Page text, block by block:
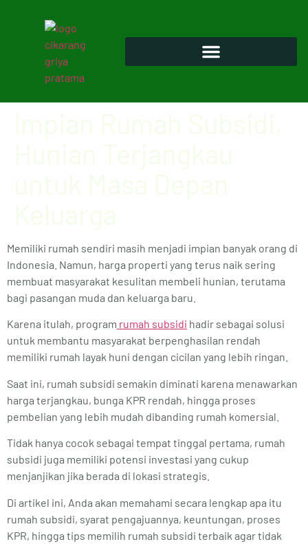
Memiliki rumah sendiri masih menjadi impian banyak orang di
Indonesia. Namun, harga properti yang terus naik sering
membuat masyarakat kesulitan membeli hunian, terutama
bagi pasangan muda dan keluarga baru.
Karena itulah, program rumah subsidi hadir sebagai solusi
untuk membantu masyarakat berpenghasilan rendah
memiliki rumah layak huni dengan cicilan yang lebih ringan.
Saat ini, rumah subsidi semakin diminati karena menawarkan
harga terjangkau, bunga KPR rendah, hingga proses
pembelian yang lebih mudah dibanding rumah komersial.
Tidak hanya cocok sebagai tempat tinggal pertama, rumah
subsidi juga memiliki potensi investasi yang cukup
menjanjikan jika berada di lokasi strategis.
Di artikel ini, Anda akan memahami secara lengkap apa itu
rumah subsidi, syarat pengajuannya, keuntungan, proses
KPR, hingga tips memilih rumah subsidi terbaik agar tidak